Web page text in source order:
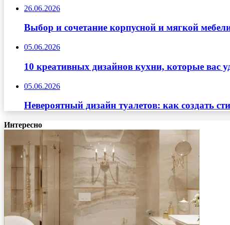
26.06.2026
Выбор и сочетание корпусной и мягкой
05.06.2026
10 креативных дизайнов кухни, которые вас
05.06.2026
Невероятный дизайн туалетов: как создать
Интересно